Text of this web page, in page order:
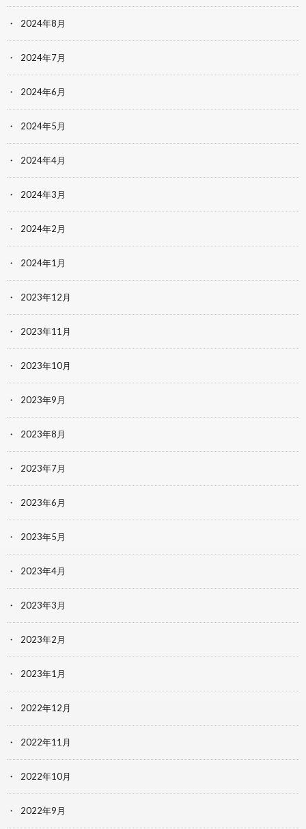
2024年8月
2024年7月
2024年6月
2024年5月
2024年4月
2024年3月
2024年2月
2024年1月
2023年12月
2023年11月
2023年10月
2023年9月
2023年8月
2023年7月
2023年6月
2023年5月
2023年4月
2023年3月
2023年2月
2023年1月
2022年12月
2022年11月
2022年10月
2022年9月